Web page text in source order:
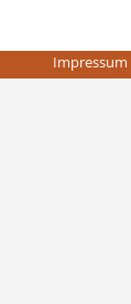
Impressum